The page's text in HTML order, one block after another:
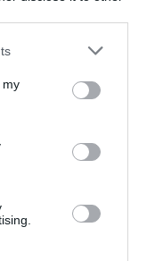
or more Google
You may click to
third-party tags to
in below Google
my